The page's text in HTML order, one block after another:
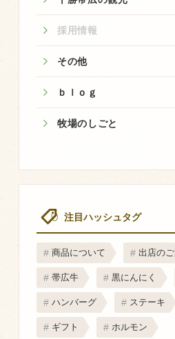
採用情報
その他
ｂｌｏｇ
牧場のしごと
注目ハッシュタグ
商品について 出店の
帯広牛 黒にんにく
ハンバーグ ステーキ
ギフト ホルモン
取り扱い店
販売店
飲食店
問い合わせ
法人のお客様
Facebook
Twitter
LINE公式アカウント